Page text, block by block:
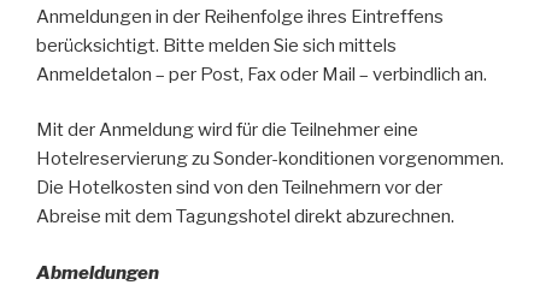
Anmeldungen in der Reihenfolge ihres Eintreffens
berücksichtigt. Bitte melden Sie sich mittels
Anmeldetalon – per Post, Fax oder Mail – verbindlich an.
Mit der Anmeldung wird für die Teilnehmer eine
Hotelreservierung zu Sonder-konditionen vorgenommen.
Die Hotelkosten sind von den Teilnehmern vor der
Abreise mit dem Tagungshotel direkt abzurechnen.
Abmeldungen